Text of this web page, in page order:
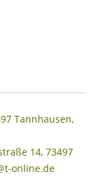
Tannhausen,
14, 73497
online.de